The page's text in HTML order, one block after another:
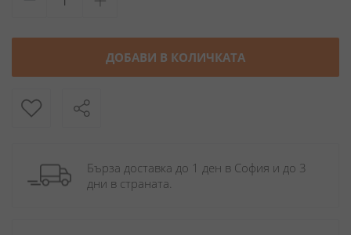
ДОБАВИ В КОЛИЧКАТА
Бърза доставка до 1 ден в София и до 3
дни в страната.